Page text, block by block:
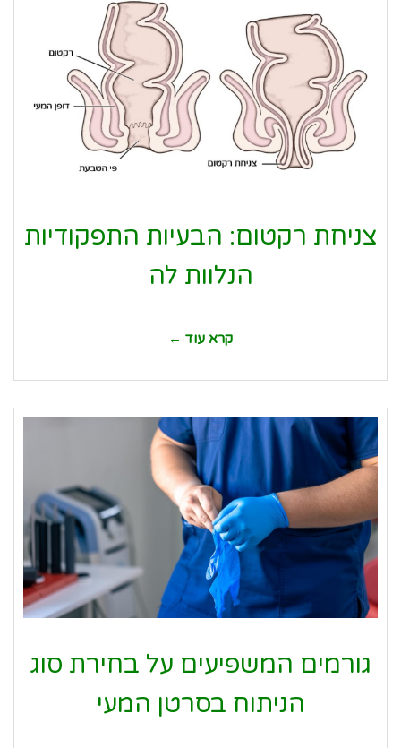
צניחת רקטום: הבעיות התפקודיות
הנלוות לה
קרא עוד ←
גורמים המשפיעים על בחירת סוג
הניתוח בסרטן המעי